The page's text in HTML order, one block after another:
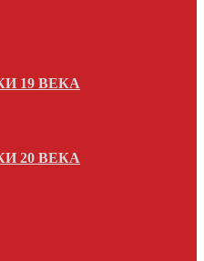
19 ВЕКА
20 ВЕКА